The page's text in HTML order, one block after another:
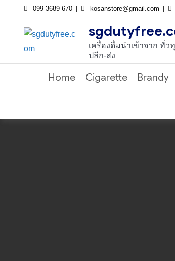
content
099 3689 670 kosanstore@gmail.com
เครื่องดื่มนําเข้าจาก ทั่ว
ปลีก-ส่ง
Home Cigarette Brandy